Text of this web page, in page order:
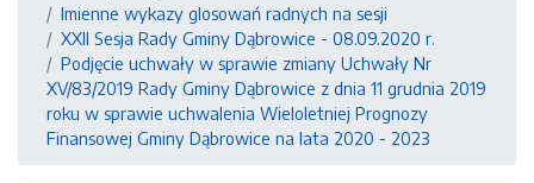
Imienne wykazy glosowań radnych na sesji
XXII Sesja Rady Gminy Dąbrowice - 08.09.2020 r.
Podjęcie uchwały w sprawie zmiany Uchwały Nr
XV/83/2019 Rady Gminy Dąbrowice z dnia 11 grudnia 2019
roku w sprawie uchwalenia Wieloletniej Prognozy
Finansowej Gminy Dąbrowice na lata 2020 - 2023